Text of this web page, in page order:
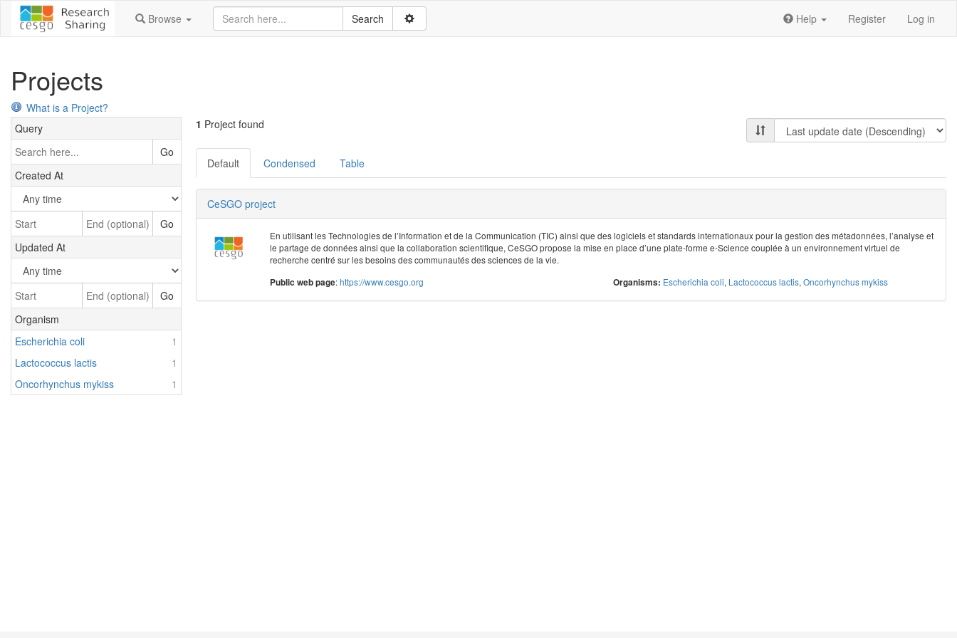
Browse Help Register Log in
Projects
What is a Project?
Query
Go
Created At
Go
Updated At
Go
Organism
Escherichia coli
1
Lactococcus lactis
1
Oncorhynchus mykiss
1
1 Project found
Default Condensed Table
CeSGO project
En utilisant les Technologies de l’Information et de la Communication (TIC) ainsi que des logiciels et standards internationaux pour la gestion des métadonnées, l’analyse et
le partage de données ainsi que la collaboration scientifique, CeSGO propose la mise en place d’une plate-forme e-Science couplée à un environnement virtuel de
recherche centré sur les besoins des communautés des sciences de la vie.
Public web page:https://www.cesgo.org Organisms: Escherichia coli, Lactococcus lactis, Oncorhynchus mykiss